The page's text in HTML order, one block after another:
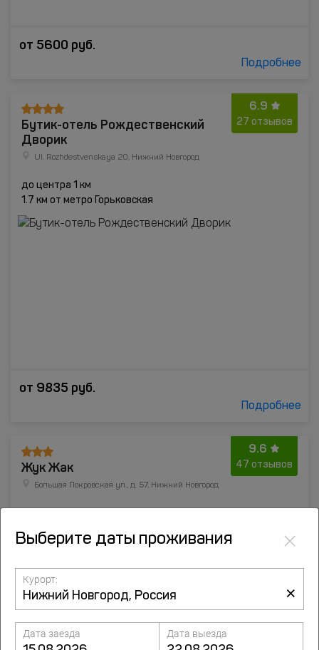
от 5600 руб.
Подробнее
6.9
27 отзывов
Бутик-отель Рождественский
Дворик
Ul. Rozhdestvenskaya 20, Нижний Новгород
до центра 1 км
1.7 км от метро Горьковская
от 9835 руб.
Подробнее
9.6
47 отзывов
Жук Жак
Большая Покровская ул., д. 57, Нижний Новгород
Выберите даты проживания ×
Курорт:
×
Дата заезда Дата выезда